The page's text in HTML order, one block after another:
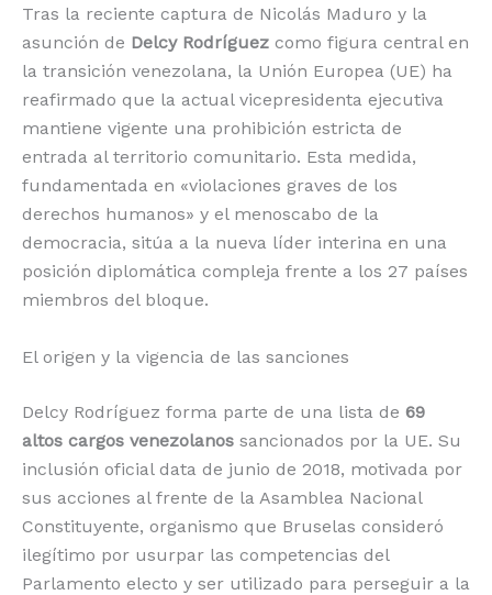
o
k
p
k
r
Tras la reciente captura de Nicolás Maduro y la
asunción de Delcy Rodríguez como figura central en
la transición venezolana, la Unión Europea (UE) ha
reafirmado que la actual vicepresidenta ejecutiva
mantiene vigente una prohibición estricta de
entrada al territorio comunitario. Esta medida,
fundamentada en «violaciones graves de los
derechos humanos» y el menoscabo de la
democracia, sitúa a la nueva líder interina en una
posición diplomática compleja frente a los 27 países
miembros del bloque.
El origen y la vigencia de las sanciones
Delcy Rodríguez forma parte de una lista de 69
altos cargos venezolanos sancionados por la UE. Su
inclusión oficial data de junio de 2018, motivada por
sus acciones al frente de la Asamblea Nacional
Constituyente, organismo que Bruselas consideró
ilegítimo por usurpar las competencias del
Parlamento electo y ser utilizado para perseguir a la